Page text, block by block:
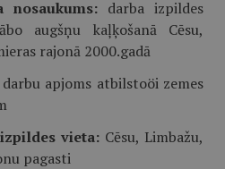
nosaukums: darba izpildes
augšņu kaļķošanā Cēsu,
rajonā 2000.gadā
darbu apjoms atbilstoöi zemes
vieta: Cēsu, Limbažu,
pagasti